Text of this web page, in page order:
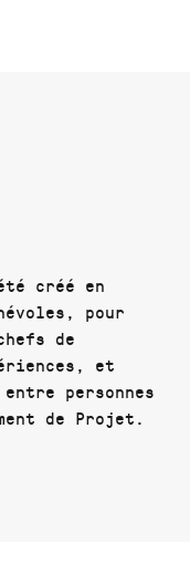
créé en
pour
de
et
personnes
de Projet.